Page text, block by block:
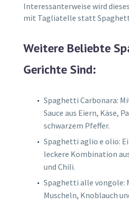
Interessanterweise wird
mit Tagliatelle statt
Weitere Beliebte
Gerichte Sind:
Spaghetti Carbonara:
Sauce aus Eiern, Käse,
schwarzem Pfeffer.
Spaghetti aglio e olio:
leckere Kombination
und Chili.
Spaghetti alle vongole:
Muscheln, Knoblauch